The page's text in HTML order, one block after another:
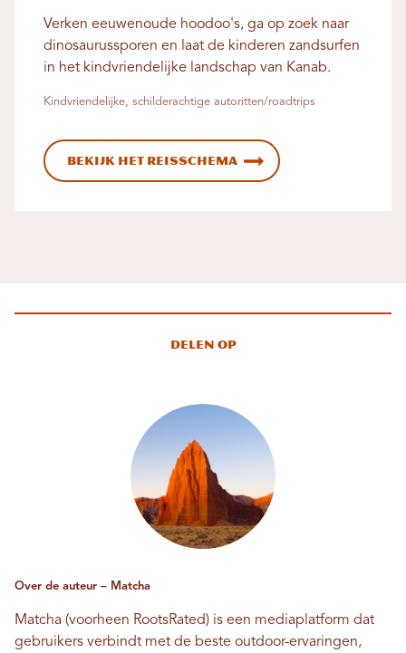
Verken eeuwenoude hoodoo's, ga op zoek naar
dinosaurussporen en laat de kinderen zandsurfen
in het kindvriendelijke landschap van Kanab.
Kindvriendelijke, schilderachtige autoritten/roadtrips
Bekijk het reisschema
Delen op
Over de auteur – Matcha
Matcha (voorheen RootsRated) is een mediaplatform dat
gebruikers verbindt met de beste outdoor-ervaringen,